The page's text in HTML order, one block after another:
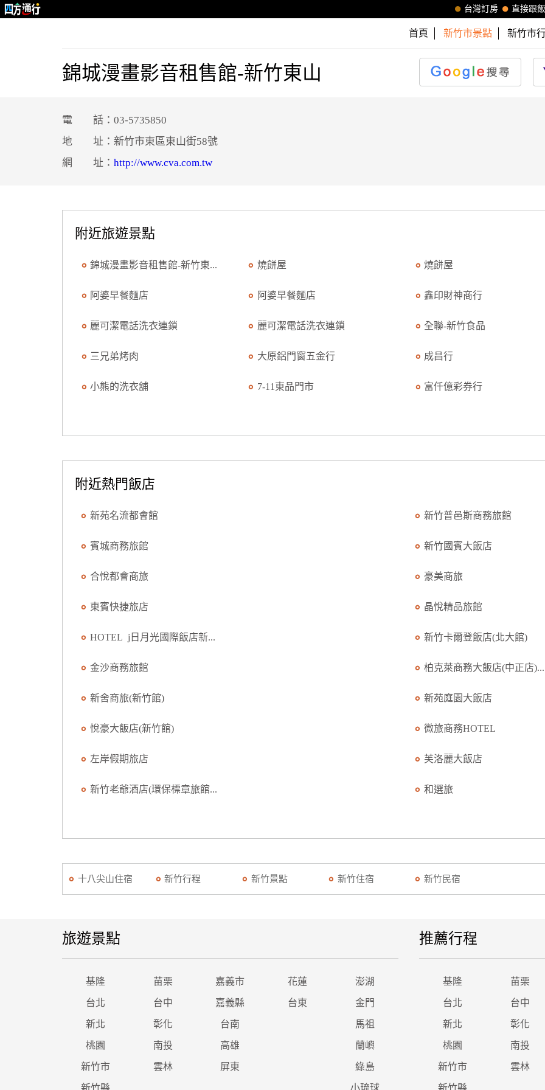
直接跟
台灣訂房
首頁 新竹市景點 新竹市
錦城漫畫影音租售館-新竹東山
電 話：03-5735850
地 址：新竹市東區東山街58號
網 址： http://www.cva.com.tw
附近旅遊景點
錦城漫畫影音租售館-新竹東... 燒餅屋 燒餅屋
阿婆早餐麵店 阿婆早餐麵店 鑫印財神商行
麗可潔電話洗衣連鎖 麗可潔電話洗衣連鎖 全聯-新竹食品
三兄弟烤肉 大原鋁門窗五金行 成昌行
小熊的洗衣舖 7-11東品門市 富仟億彩券行
附近熱門飯店
新苑名流都會館 新竹普邑斯商務旅館
賓城商務旅館 新竹國賓大飯店
合悅都會商旅 豪美商旅
東賓快捷旅店 晶悅精品旅館
HOTEL j日月光國際飯店新... 新竹卡爾登飯店(北大館)
金沙商務旅館 柏克萊商務大飯店(中正店)...
新舍商旅(新竹館) 新苑庭園大飯店
悅豪大飯店(新竹館) 微旅商務HOTEL
左岸假期旅店 芙洛麗大飯店
新竹老爺酒店(環保標章旅館... 和選旅
十八尖山住宿 新竹行程 新竹景點 新竹住宿 新竹民宿
旅遊景點
基隆 苗栗 嘉義市 花蓮 澎湖
台北 台中 嘉義縣 台東 金門
新北 彰化 台南 馬祖
桃園 南投 高雄 蘭嶼
新竹市 雲林 屏東 綠島
新竹縣 小琉球
推薦行程
基隆 苗栗
台北 台中
新北 彰化
桃園 南投
新竹市 雲林
新竹縣